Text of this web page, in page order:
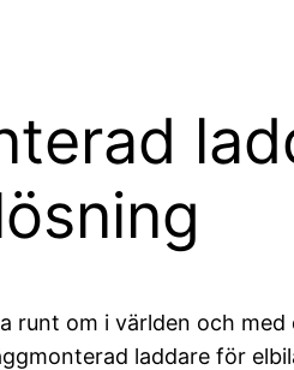
runt om i världen och
laddare för